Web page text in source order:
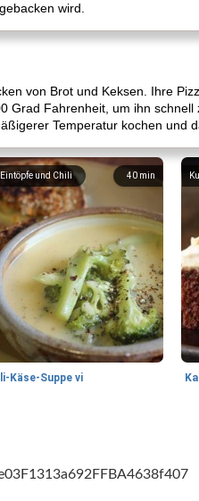
wird.
von Brot und Keksen. Ihre
Grad Fahrenheit, um ihn
Temperatur kochen und
40 min
und Chili
Käse-Suppe vi